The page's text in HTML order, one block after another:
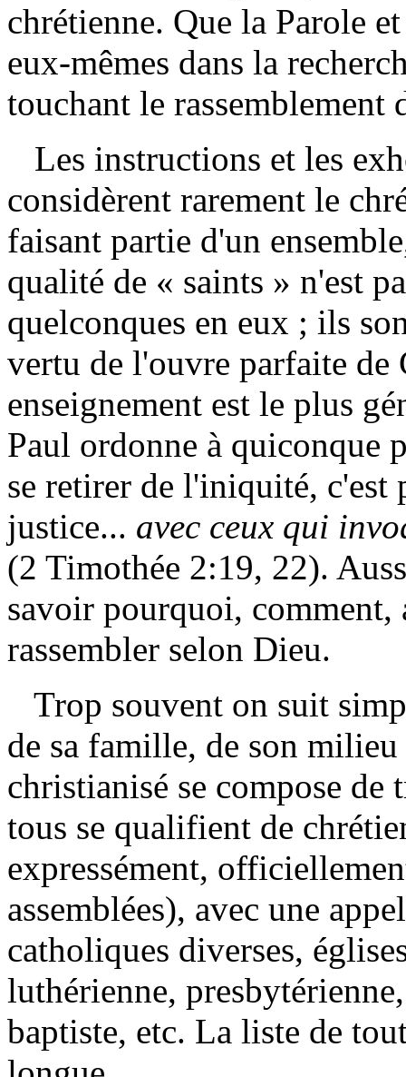
chrétienne. Que la Parole
eux-mêmes dans la
touchant le rassemblement
Les instructions et les
considèrent rarement le
faisant partie d'un
qualité de « saints » n'est
quelconques en eux ; ils
vertu de l'ouvre parfaite de
enseignement est le plus
Paul ordonne à quiconque
se retirer de l'iniquité, c'est
justice... avec ceux qui
(2 Timothée 2:19, 22).
savoir pourquoi, comment,
rassembler selon Dieu.
Trop souvent on suit
de sa famille, de son
christianisé se compose
tous se qualifient de
expressément,
assemblées), avec une
catholiques diverses,
luthérienne,
baptiste, etc. La liste de